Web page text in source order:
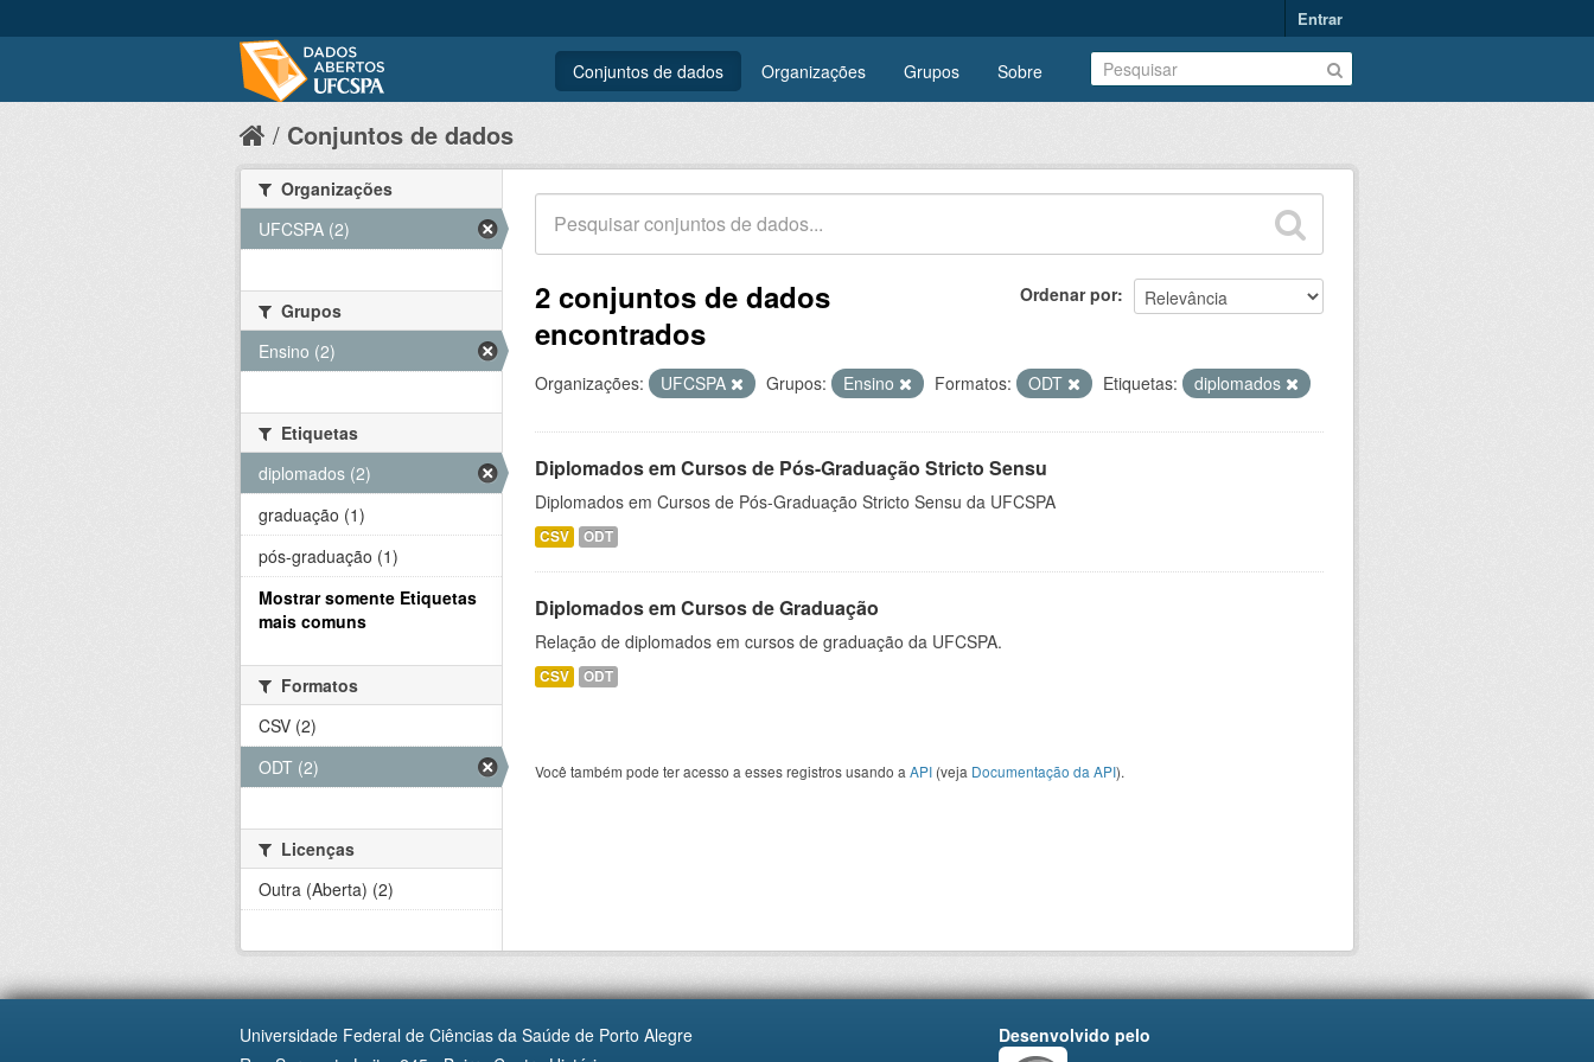
Entrar
Conjuntos de dados Organizações Grupos Sobre
Conjuntos de dados
Ordenar por
2 conjuntos de dados
encontrados
Organizações: UFCSPA Grupos: Ensino Formatos: ODT Etiquetas: diplomados
Diplomados em Cursos de Pós-Graduação Stricto Sensu
Diplomados em Cursos de Pós-Graduação Stricto Sensu da UFCSPA
CSV ODT
Diplomados em Cursos de Graduação
Relação de diplomados em cursos de graduação da UFCSPA.
CSV ODT
Você também pode ter acesso a esses registros usando a API (veja Documentação da API).
Organizações
UFCSPA (2)
Grupos
Ensino (2)
Etiquetas
diplomados (2)
graduação (1)
pós-graduação (1)
Mostrar somente Etiquetas
mais comuns
Formatos
CSV (2)
ODT (2)
Licenças
Outra (Aberta) (2)
Universidade Federal de Ciências da Saúde de Porto Alegre
Desenvolvido pelo